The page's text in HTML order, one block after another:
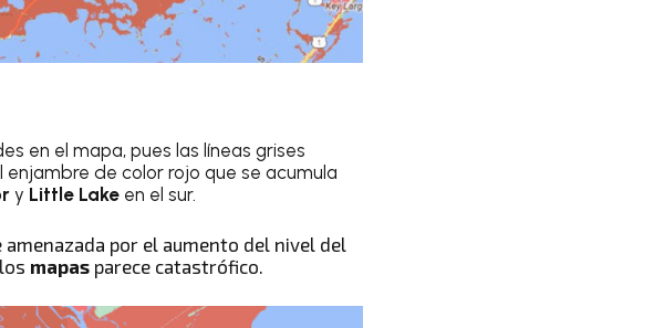
en el mapa, pues las líneas grises
de color rojo que se acumula
y Little Lake en el sur.
por el aumento del nivel del
mapas parece catastrófico.